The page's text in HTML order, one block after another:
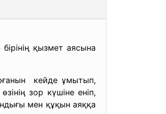
қызмет аясына
кейде ұмытып,
зор күшіне еніп,
мен құқын аяққа